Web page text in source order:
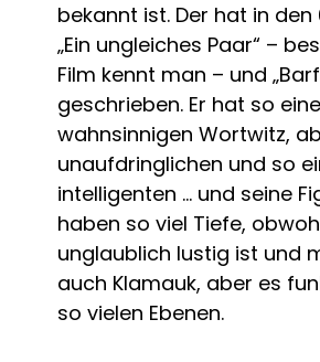
bekannt ist. Der hat in
„Ein ungleiches Paar“ –
Film kennt man – und
geschrieben. Er hat so
wahnsinnigen Wortwitz,
unaufdringlichen und so
intelligenten … und seine
haben so viel Tiefe,
unglaublich lustig ist und
auch Klamauk, aber es
so vielen Ebenen.